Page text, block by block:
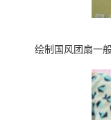
绘制国风团扇一般